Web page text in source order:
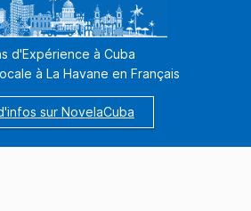
d'Expérience à Cuba
à La Havane en Français
sur NovelaCuba